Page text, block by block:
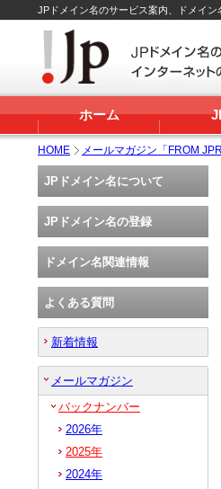
JPドメイン名のサービス案内、ドメイ
ホーム
HOME メールマガジン「FROM
JPドメイン名について
JPドメイン名の登録
ドメイン名関連情報
よくある質問
新着情報
メールマガジン
バックナンバー
2026年
2025年
2024年